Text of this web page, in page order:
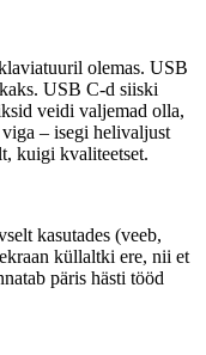
olemas. USB
USB C-d siiski
veidi valjemad olla,
– isegi helivaljust
kuigi kvaliteetset.
kasutades (veeb,
küllaltki ere, nii et
päris hästi tööd